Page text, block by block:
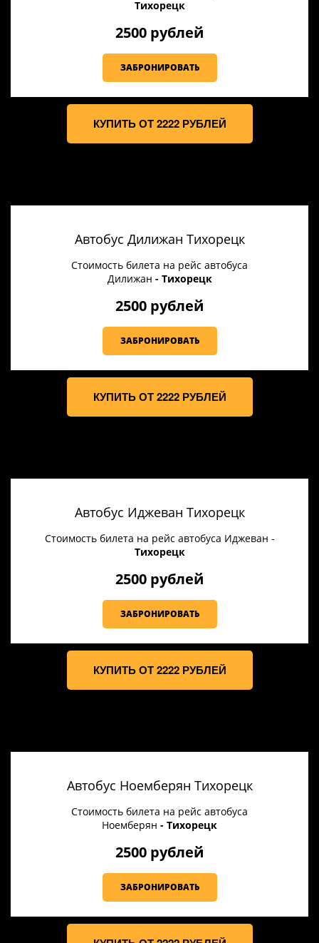
Тихорецк
2500 рублей
ЗАБРОНИРОВАТЬ
КУПИТЬ ОТ 2222 РУБЛЕЙ
Автобус Дилижан Тихорецк
Стоимость билета на рейс автобуса
Дилижан - Тихорецк
2500 рублей
ЗАБРОНИРОВАТЬ
КУПИТЬ ОТ 2222 РУБЛЕЙ
Автобус Иджеван Тихорецк
Стоимость билета на рейс автобуса Иджеван -
Тихорецк
2500 рублей
ЗАБРОНИРОВАТЬ
КУПИТЬ ОТ 2222 РУБЛЕЙ
Автобус Ноемберян Тихорецк
Стоимость билета на рейс автобуса
Ноемберян - Тихорецк
2500 рублей
ЗАБРОНИРОВАТЬ